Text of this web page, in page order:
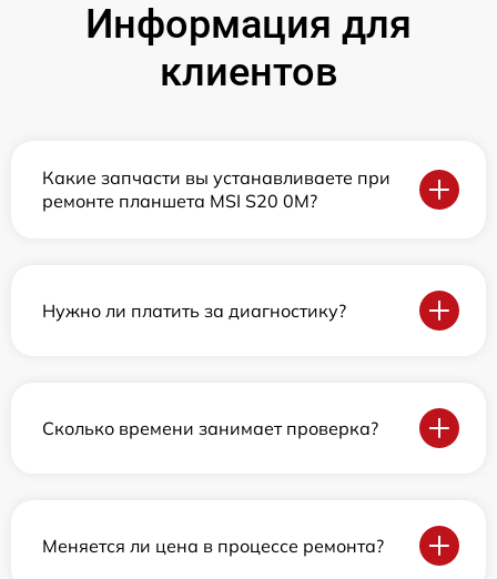
Информация для
клиентов
Какие запчасти вы устанавливаете при
ремонте планшета MSI S20 0M?
Нужно ли платить за диагностику?
Сколько времени занимает проверка?
Меняется ли цена в процессе ремонта?